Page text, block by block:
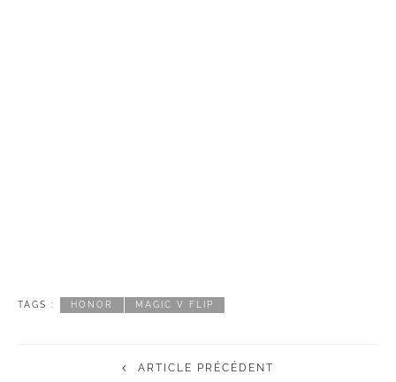
TAGS : HONOR MAGIC V FLIP
ARTICLE PRÉCÉDENT